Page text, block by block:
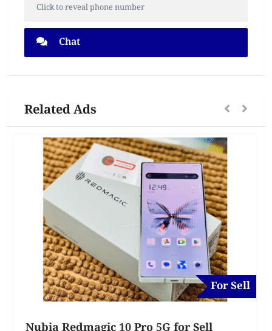
Click to reveal phone number
Chat
Related Ads
For Sell